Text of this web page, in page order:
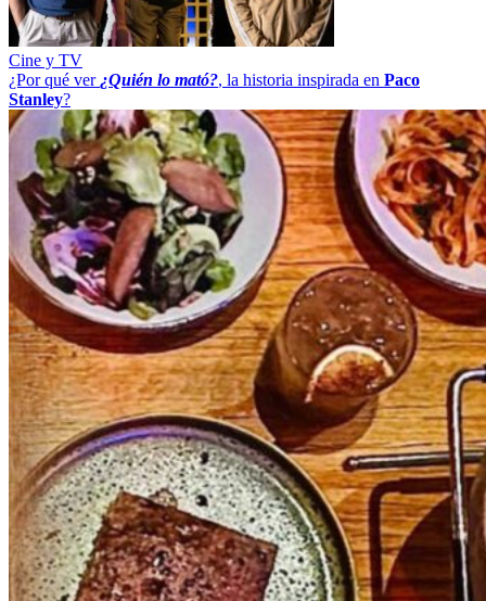
Cine y TV
¿Por qué ver¿Quién lo mató?, la historia inspirada en Paco
Stanley?